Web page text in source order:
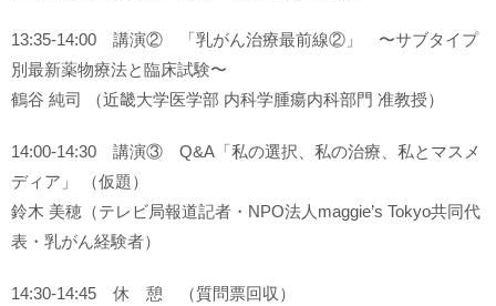
13:35-14:00 講演② 「乳がん治療最前線②」 〜サブタイプ
別最新薬物療法と臨床試験〜
鶴谷 純司 （近畿大学医学部 内科学腫瘍内科部門 准教授）
14:00-14:30 講演③ Q&A「私の選択、私の治療、私とマスメ
ディア」 （仮題）
鈴木 美穂（テレビ局報道記者・NPO法人maggie’s Tokyo共同代
表・乳がん経験者）
14:30-14:45 休 憩 （質問票回収）